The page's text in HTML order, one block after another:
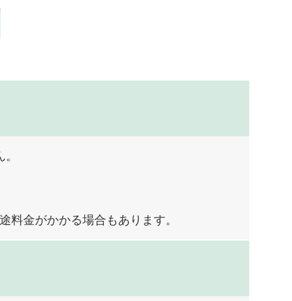
金がかかる場合もあります。